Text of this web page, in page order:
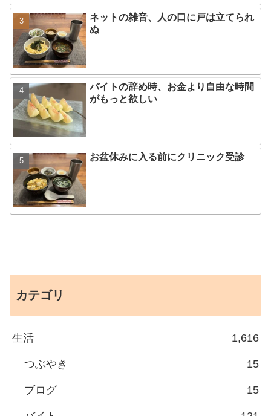
ネットの雑音、人の口に戸は立てられ
ぬ
バイトの辞め時、お金より自由な時間
がもっと欲しい
お盆休みに入る前にクリニック受診
カテゴリ
生活 1,616
つぶやき 15
ブログ 15